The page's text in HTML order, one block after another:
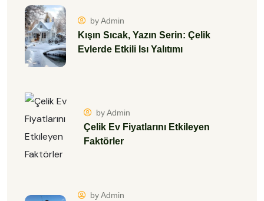
by Admin
Kışın Sıcak, Yazın Serin: Çelik
Evlerde Etkili Isı Yalıtımı
by Admin
Çelik Ev Fiyatlarını Etkileyen
Faktörler
by Admin